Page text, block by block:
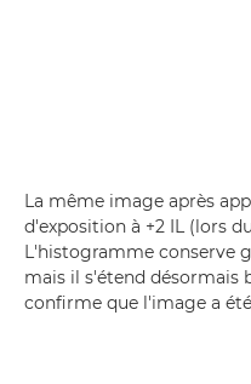
La même image après
d'exposition à +2 IL (lors
L'histogramme conserve
mais il s'étend désormais
confirme que l'image a